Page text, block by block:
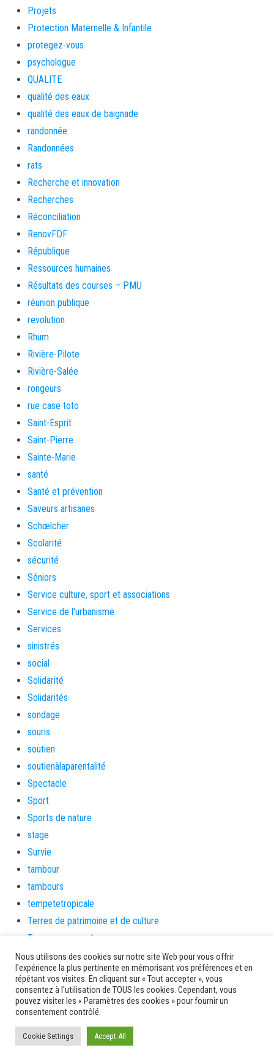
Projets
Protection Maternelle & Infantile
protegez-vous
psychologue
QUALITE
qualité des eaux
qualité des eaux de baignade
randonnée
Randonnées
rats
Recherche et innovation
Recherches
Réconciliation
RenovFDF
République
Ressources humaines
Résultats des courses – PMU
réunion publique
revolution
Rhum
Rivière-Pilote
Rivière-Salée
rongeurs
rue case toto
Saint-Esprit
Saint-Pierre
Sainte-Marie
santé
Santé et prévention
Saveurs artisanes
Schœlcher
Scolarité
sécurité
Séniors
Service culture, sport et associations
Service de l'urbanisme
Services
sinistrés
social
Solidarité
Solidarités
sondage
souris
soutien
soutienàlaparentalité
Spectacle
Sport
Sports de nature
stage
Survie
tambour
tambours
tempetetropicale
Terres de patrimoine et de culture
Terres gourmandes
théâtre
Tourisme
toussaint
tradition
Transition Energétique
Transport et routes
Nous utilisons des cookies sur notre site Web pour vous offrir
l'expérience la plus pertinente en mémorisant vos préférences et en
répétant vos visites. En cliquant sur « Tout accepter », vous
consentez à l'utilisation de TOUS les cookies. Cependant, vous
pouvez visiter les « Paramètres des cookies » pour fournir un
consentement contrôlé.
Cookie Settings Accept All